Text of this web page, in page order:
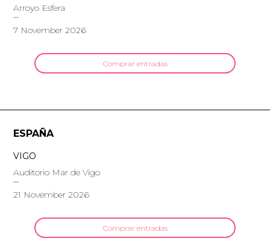
Arroyo Esfera
7 November 2026
Comprar entradas
ESPAÑA
VIGO
Auditorio Mar de Vigo
21 November 2026
Comprar entradas